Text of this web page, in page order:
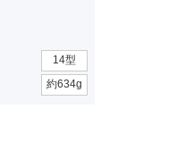
14型
約634g